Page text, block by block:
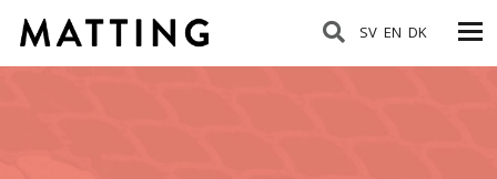
SV EN DK